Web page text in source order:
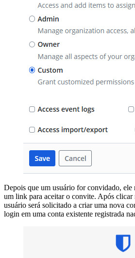
Depois que um usuário for convidado, ele
um link para aceitar o convite. Após clicar
usuário será solicitado a criar uma nova
login em uma conta existente registrada